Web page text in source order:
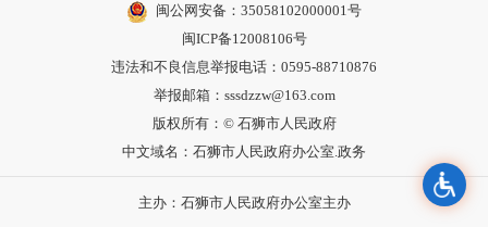
闽公网安备：35058102000001号
闽ICP备12008106号
违法和不良信息举报电话：0595-88710876
举报邮箱：sssdzzw@163.com
版权所有：© 石狮市人民政府
中文域名：石狮市人民政府办公室.政务
主办：石狮市人民政府办公室主办